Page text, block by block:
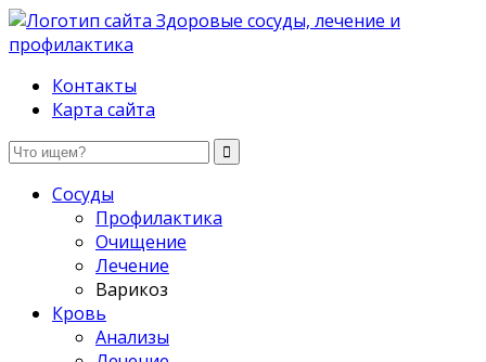
Здоровые сосуды, лечение и профилактика
Контакты
Карта сайта
Сосуды
Профилактика
Очищение
Лечение
Варикоз
Кровь
Анализы